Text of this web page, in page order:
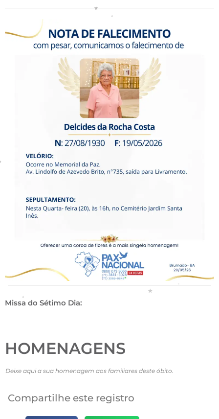
Missa do Sétimo Dia:
HOMENAGENS
Deixe aqui a sua homenagem aos familiares deste óbito.
Compartilhe este registro